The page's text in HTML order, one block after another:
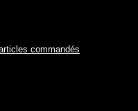
commandés